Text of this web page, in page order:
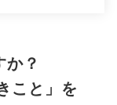
か？
こと」を